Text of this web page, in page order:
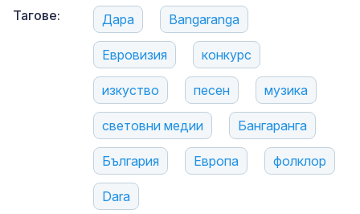
Тагове: Дара Bangaranga
Евровизия конкурс
изкуство песен музика
световни медии Бангаранга
България Европа фолклор
Dara